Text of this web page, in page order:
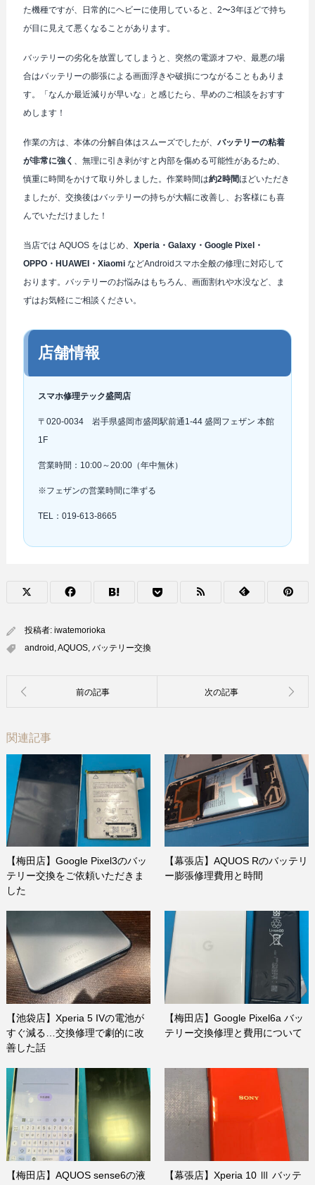
た機種ですが、日常的にヘビーに使用していると、2〜3年ほどで持ち
が目に見えて悪くなることがあります。
バッテリーの劣化を放置してしまうと、突然の電源オフや、最悪の場
合はバッテリーの膨張による画面浮きや破損につながることもありま
す。「なんか最近減りが早いな」と感じたら、早めのご相談をおすす
めします！
作業の方は、本体の分解自体はスムーズでしたが、 バッテリーの粘着
が非常に強く
、無理に引き剥がすと内部を傷める可能性があるため、
慎重に時間をかけて取り外しました。作業時間は約2時間ほどいただき
ましたが、交換後はバッテリーの持ちが大幅に改善し、お客様にも喜
んでいただけました！
当店では AQUOS をはじめ、 Xperia・Galaxy・Google Pixel・
OPPO・HUAWEI・XiaomiなどAndroidスマホ全般の修理に対応して
おります。バッテリーのお悩みはもちろん、画面割れや水没など、ま
ずはお気軽にご相談ください。
店舗情報
スマホ修理テック盛岡店
〒020-0034 岩手県盛岡市盛岡駅前通1-44 盛岡フェザン 本館
1F
営業時間：10:00～20:00（年中無休）
※フェザンの営業時間に準ずる
TEL：019-613-8665
投稿者: iwatemorioka
android AQUOS, バッテリー交換
関連記事
【梅田店】Google Pixel3のバッ
テリー交換をご依頼いただきま
した
【幕張店】AQUOS Rのバッテリ
ー膨張修理費用と時間
【池袋店】Xperia 5 IVの電池が
すぐ減る…交換修理で劇的に改
善した話
【梅田店】Google Pixel6a バッ
テリー交換修理と費用について
【梅田店】AQUOS sense6の液
【幕張店】Xperia 10 Ⅲ バッテ